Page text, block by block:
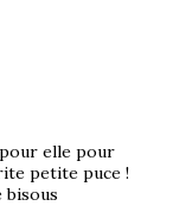
elle pour
petite puce !
bisous